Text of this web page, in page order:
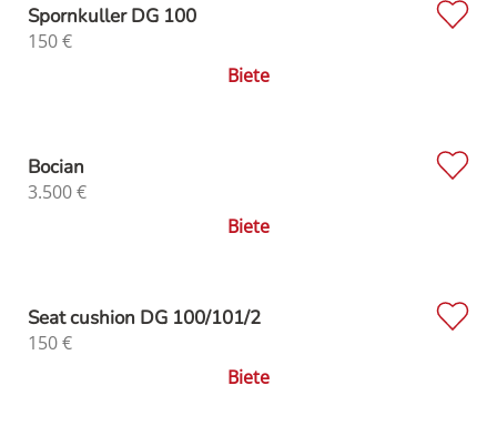
Spornkuller DG 100
150€
Biete
Bocian
3.500€
Biete
Seat cushion DG 100/101/2
150€
Biete